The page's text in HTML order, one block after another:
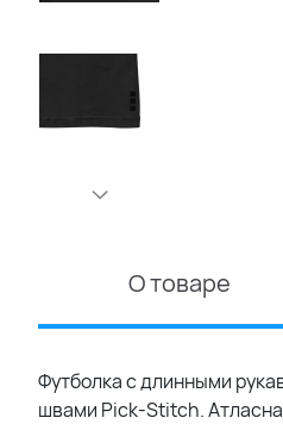
О товаре
Футболка с длинными
швами Pick-Stitch.